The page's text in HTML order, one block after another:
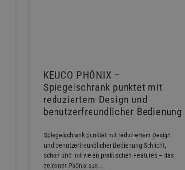
KEUCO PHÖNIX –
Spiegelschrank punktet mit
reduziertem Design und
benutzerfreundlicher Bedienung
Spiegelschrank punktet mit reduziertem Design
und benutzerfreundlicher Bedienung Schlicht,
schön und mit vielen praktischen Features – das
zeichnet Phönix aus.…